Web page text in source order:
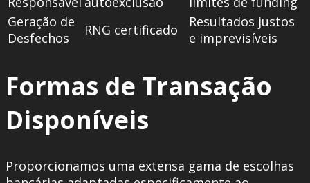
Geração de
Desfechos
RNG certificado
Resultados justos
e imprevisíveis
Formas de Transação
Disponíveis
Proporcionamos uma extensa gama de escolhas